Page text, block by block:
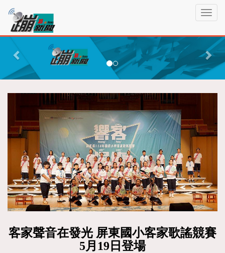
T
g
l
e
a
蹦
新
聞P
r
v
i
u
s
N
e
x
t
客家聲音在發光 屏東國小客家歌謠競賽
5月19日登場